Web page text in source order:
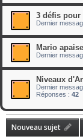
3 défis pour
Dernier
Mario
Dernier
Niveaux
Dernier
Réponses : 42
Nouveau sujet